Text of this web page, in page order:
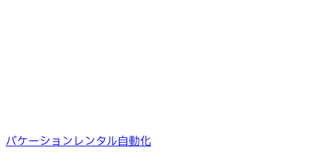
バケーションレンタル自動化